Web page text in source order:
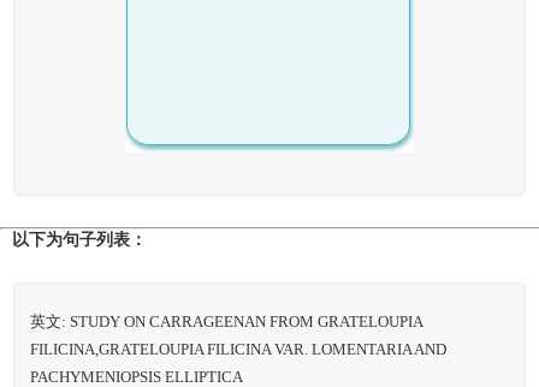
以下为句子列表：
英文: STUDY ON CARRAGEENAN FROM GRATELOUPIA
FILICINA,GRATELOUPIA FILICINA VAR. LOMENTARIA AND
PACHYMENIOPSIS ELLIPTICA